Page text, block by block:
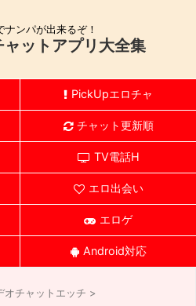
ナンパが出来るぞ！
ットアプリ大全集
PickUpエロチャ
チャット更新順
TV電話H
エロ出会い
エロゲ
Android対応
オチャットエッチ >